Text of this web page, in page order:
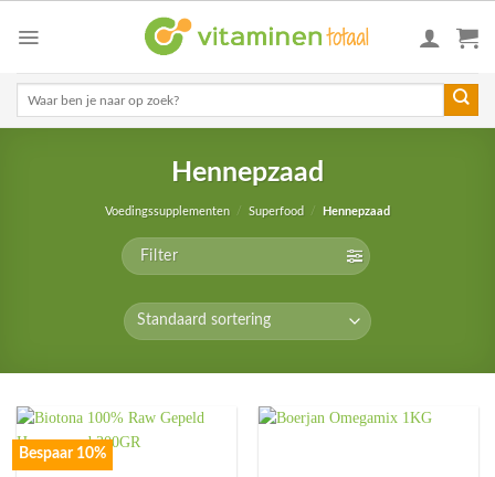
Hennepzaad
Voedingssupplementen / Superfood / Hennepzaad
Filter
Bespaar 10%